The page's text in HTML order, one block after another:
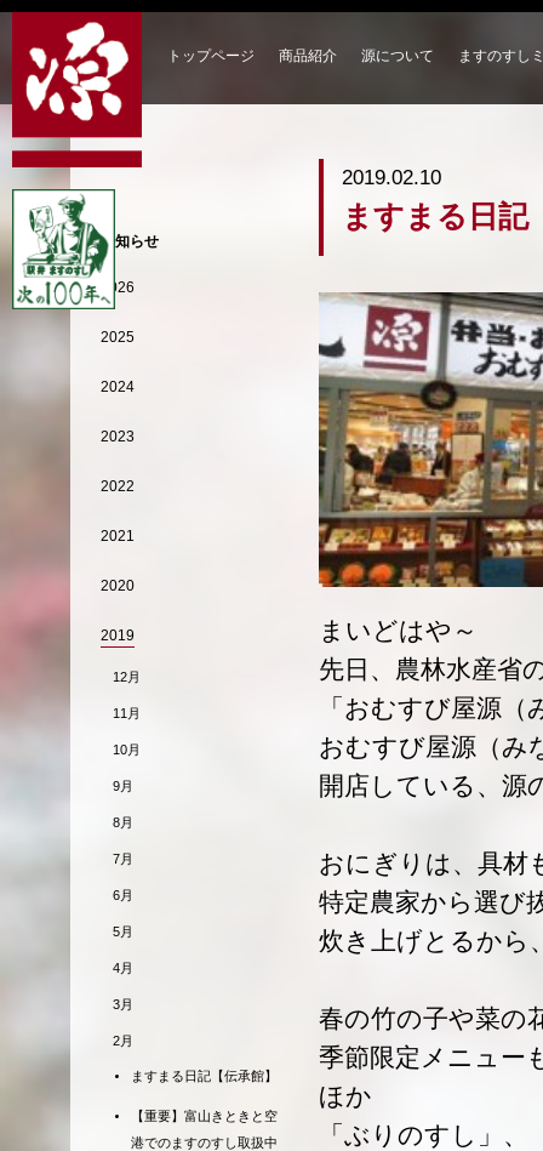
トップページ 商品紹介 源について ますのすし
2019.02.10
ますまる日記
まいどはや～
先日、農林水産省
「おむすび屋源
おむすび屋源（み
開店している、源
おにぎりは、具材
特定農家から選び
炊き上げとるから
春の竹の子や菜の
季節限定メニュー
ほか
「ぶりのすし」
お知らせ
2026
2025
2024
2023
2022
2021
2020
2019
12月
11月
10月
9月
8月
7月
6月
5月
4月
3月
2月
ますまる日記【伝承館】
【重要】富山きときと空
港でのますのすし取扱中